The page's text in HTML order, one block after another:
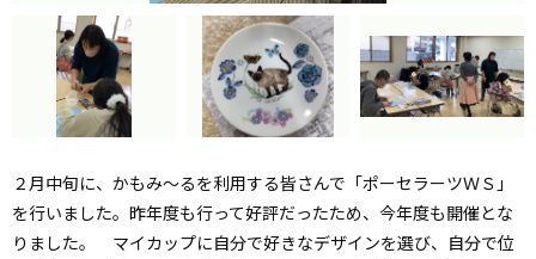
２月中旬に、かもみ～るを利用する皆さんで「ポーセラーツＷＳ」
を行いました。昨年度も行って好評だったため、今年度も開催とな
りました。 マイカップに自分で好きなデザインを選び、自分で位